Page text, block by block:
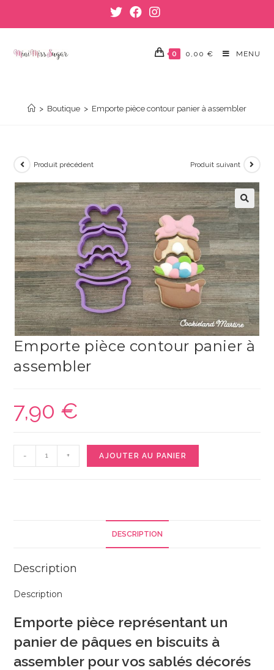
0 0,00 € MENU
> Boutique > Emporte pièce contour panier à assembler
Produit précédent Produit suivant
🔍
Emporte pièce contour panier à
assembler
7,90 €
de
- + AJOUTER AU PANIER
DESCRIPTION
Description
Description
Emporte pièce représentant un
panier de pâques en biscuits à
assembler pour vos sablés décorés